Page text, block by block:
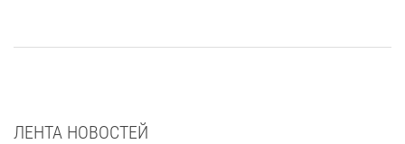
ЛЕНТА НОВОСТЕЙ